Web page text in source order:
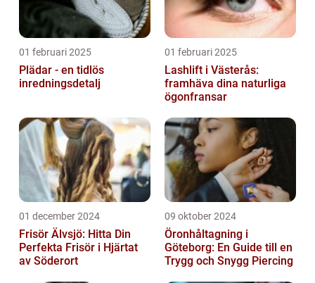
01 februari 2025
Plädar - en tidlös
inredningsdetalj
01 februari 2025
Lashlift i Västerås:
framhäva dina naturliga
ögonfransar
01 december 2024
Frisör Älvsjö: Hitta Din
Perfekta Frisör i Hjärtat
av Söderort
09 oktober 2024
Öronhåltagning i
Göteborg: En Guide till en
Trygg och Snygg Piercing